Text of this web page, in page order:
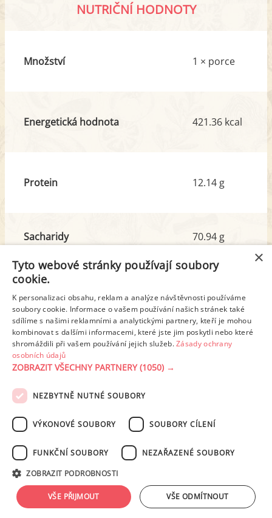
NUTRIČNÍ HODNOTY
Množství 1 × porce
Energetická hodnota 421.36 kcal
Protein 12.14 g
Sacharidy
z toho cukr
70.94 g
31.83 g
Tuk
z toho nas. mastné kyseliny
7.34 g
1.88 g
Detailní rozpis
PODMÍNKY UŽITÍ ZÁSADY OCHRANY OSOBNÍCH ÚDAJŮ
NASTAVENÍ COOKIES
tohoto serveru je bez písemného souhlasu provozovatele zakázáno.
Design: Eva Roverová
×
Tyto webové stránky používají soubory
cookie.
K personalizaci obsahu, reklam a analýze návštěvnosti používáme
soubory cookie. Informace o vašem používání našich stránek také
sdílíme s našimi reklamními a analytickými partnery, kteří je mohou
kombinovat s dalšími informacemi, které jste jim poskytli nebo které
shromáždili při vašem používání jejich služeb.Zásady ochrany
osobních údajů
ZOBRAZIT VŠECHNY PARTNERY(1050) →
NEZBYTNĚ NUTNÉ SOUBORY
VÝKONOVÉ SOUBORY SOUBORY CÍLENÍ
FUNKČNÍ SOUBORY NEZAŘAZENÉ SOUBORY
ZOBRAZIT PODROBNOSTI
VŠE PŘIJMOUT VŠE ODMÍTNOUT